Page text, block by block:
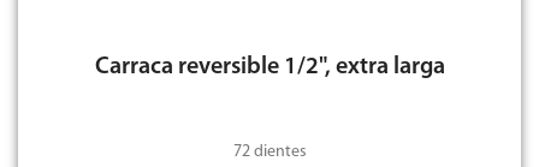
Carraca reversible 1/2", extra larga
72 dientes